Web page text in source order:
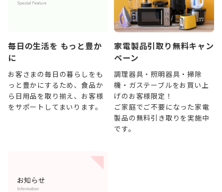
毎日の生活を もっと豊か
に
お客さまの毎日の暮らしをも
っと豊かにするため、食品か
ら日用品を取り揃え、お客様
をサポートしてまいります。
家電製品引取り無料キャン
ペーン
調理器具・照明器具・掃除
機・ガステーブルをお買い上
げのお客様限定！
ご家庭でご不要になった家電
製品の無料引き取りを実施中
です。